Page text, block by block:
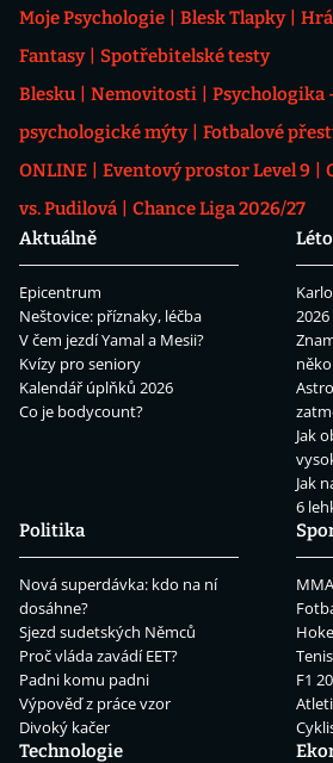
Moje Psychologie Blesk Tlapky
Fantasy
Spotřebitelské testy
Blesku
Nemovitosti
Psychologika
psychologické mýty
Fotbalové
ONLINE
Eventový prostor Level 9
vs. Pudilová
Chance Liga 2026/27
Aktuálně
Epicentrum
Neštovice: příznaky, léčba
V čem jezdí Yamal a Mesii?
Kvízy pro seniory
Kalendář úplňků 2026
Co je bodycount?
2026
Jak
Jak
6
Politika
Nová superdávka: kdo na ní
dosáhne?
Sjezd sudetských Němců
Proč vláda zavádí EET?
Padni komu padni
Výpověď z práce vzor
Divoký kačer
MMA
F1
Technologie